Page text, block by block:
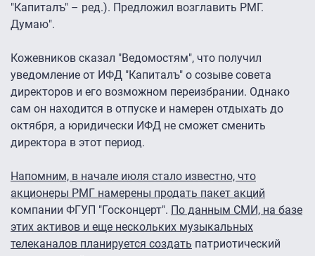
"Капиталъ" – ред.). Предложил возглавить РМГ.
Думаю".
Кожевников сказал "Ведомостям", что получил
уведомление от ИФД "Капиталъ" о созыве совета
директоров и его возможном переизбрании. Однако
сам он находится в отпуске и намерен отдыхать до
октября, а юридически ИФД не сможет сменить
директора в этот период.
Напомним, в начале июля стало известно, что
акционеры РМГ намерены продать пакет акций
компании ФГУП "Госконцерт". По данным СМИ, на базе
этих активов и еще нескольких музыкальных
телеканалов планируется создать патриотический